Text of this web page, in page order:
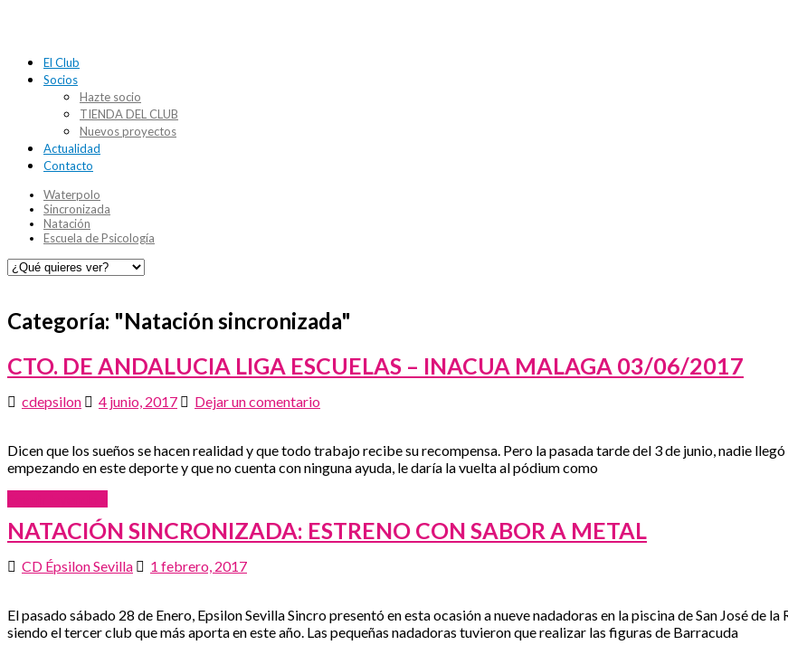
El Club
Socios
Hazte socio
TIENDA DEL CLUB
Nuevos proyectos
Actualidad
Contacto
Waterpolo
Sincronizada
Natación
Escuela de Psicología
Categoría: "Natación sincronizada"
CTO. DE ANDALUCIA LIGA ESCUELAS – INACUA MALAGA 03/06/2017
cdepsilon 4 junio, 2017 Dejar un comentario
Dicen que los sueños se hacen realidad y que todo trabajo recibe su recompensa. Pero la pasada tarde del 3 de junio, nadie
empezando en este deporte y que no cuenta con ninguna ayuda, le daría la vuelta al pódium como
NATACIÓN SINCRONIZADA: ESTRENO CON SABOR A METAL
CD Épsilon Sevilla 1 febrero, 2017
El pasado sábado 28 de Enero, Epsilon Sevilla Sincro presentó en esta ocasión a nueve nadadoras en la piscina de San José de
siendo el tercer club que más aporta en este año. Las pequeñas nadadoras tuvieron que realizar las figuras de Barracuda